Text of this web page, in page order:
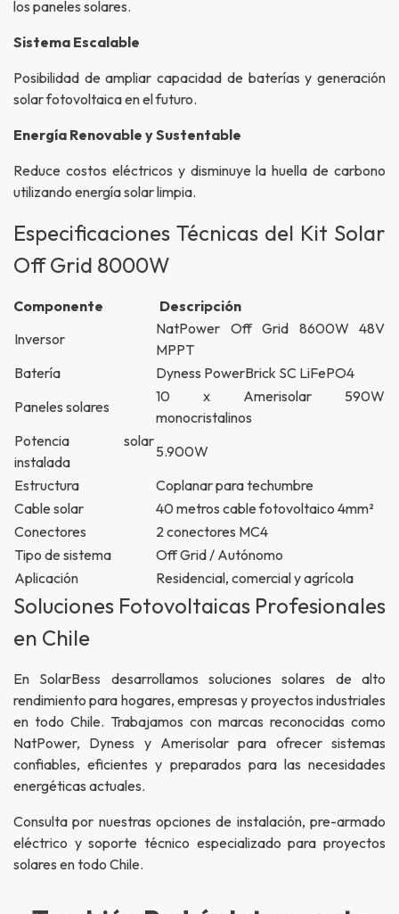
los paneles solares.
Sistema Escalable
Posibilidad de ampliar capacidad de baterías y generación
solar fotovoltaica en el futuro.
Energía Renovable y Sustentable
Reduce costos eléctricos y disminuye la huella de carbono
utilizando energía solar limpia.
Especificaciones Técnicas del Kit Solar
Off Grid 8000W
Componente Descripción
Inversor
NatPower Off Grid 8600W 48V
MPPT
Batería
Dyness PowerBrick SC LiFePO4
Paneles solares
10 x Amerisolar 590W
monocristalinos
Potencia solar
instalada
5.900W
Estructura
Coplanar para techumbre
Cable solar
40 metros cable fotovoltaico 4mm²
Conectores
2 conectores MC4
Tipo de sistema
Off Grid / Autónomo
Aplicación
Residencial, comercial y agrícola
Soluciones Fotovoltaicas Profesionales
en Chile
En SolarBess desarrollamos soluciones solares de alto
rendimiento para hogares, empresas y proyectos industriales
en todo Chile. Trabajamos con marcas reconocidas como
NatPower, Dyness y Amerisolar para ofrecer sistemas
confiables, eficientes y preparados para las necesidades
energéticas actuales.
Consulta por nuestras opciones de instalación, pre-armado
eléctrico y soporte técnico especializado para proyectos
solares en todo Chile.